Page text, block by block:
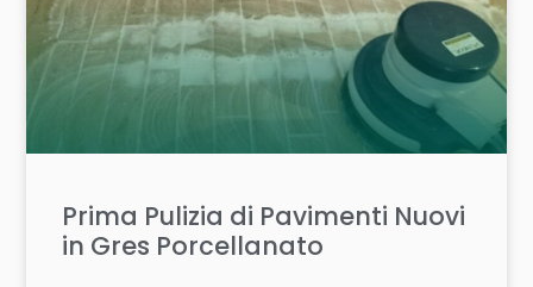
Prima Pulizia di Pavimenti Nuovi
in Gres Porcellanato